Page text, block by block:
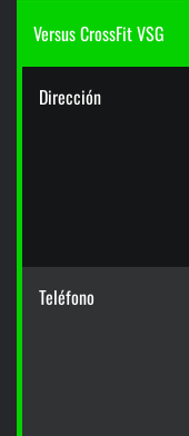
Versus CrossFit VSG
Dirección
Teléfono